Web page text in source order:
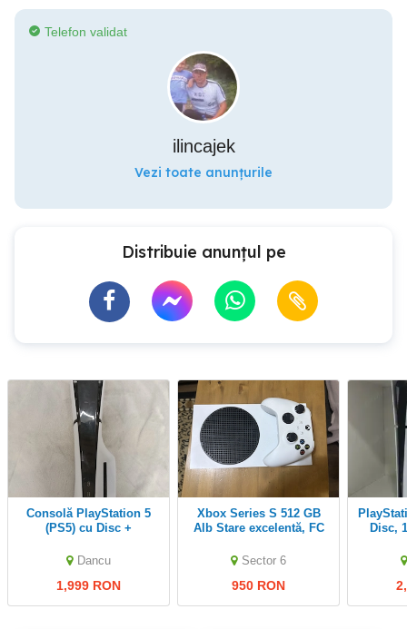
Telefon validat
ilincajek
Vezi toate anunțurile
Distribuie anunțul pe
Consolă PlayStation 5
(PS5) cu Disc +
(GTA V, FC24, etc.)
Dancu
1,999 RON
Xbox Series S 512 GB
Alb Stare excelentă, FC
Sector 6
950 RON
PlayStation 5 (PS5) Slim,
Disc,